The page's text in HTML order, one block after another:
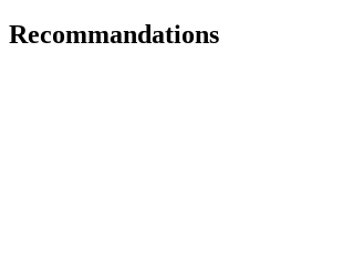
Recommandations